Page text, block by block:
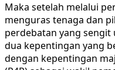
Maka setelah melalui
menguras tenaga dan
perdebatan yang sengit
dua kepentingan yang
dengan kepentingan